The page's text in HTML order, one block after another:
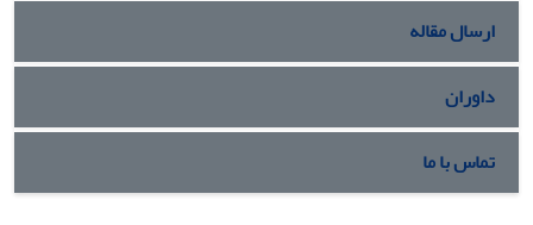
ارسال مقاله
داوران
تماس با ما